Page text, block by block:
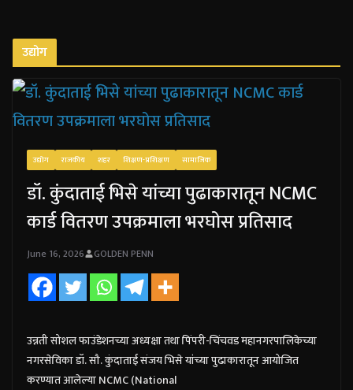
उद्योग
उद्योग राजकीय शहर शिक्षण-प्रशिक्षण सामाजिक
डॉ. कुंदाताई भिसे यांच्या पुढाकारातून NCMC
कार्ड वितरण उपक्रमाला भरघोस प्रतिसाद
June 16, 2026 GOLDEN PENN
उन्नती सोशल फाउंडेशनच्या अध्यक्षा तथा पिंपरी-चिंचवड महानगरपालिकेच्या
नगरसेविका डॉ. सौ. कुंदाताई संजय भिसे यांच्या पुढाकारातून आयोजित
करण्यात आलेल्या NCMC (National